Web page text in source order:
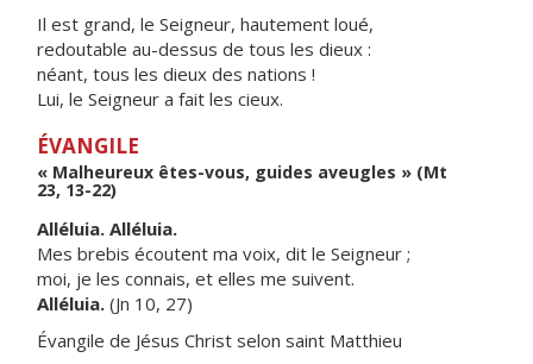
Il est grand, le Seigneur, hautement loué,
redoutable au-dessus de tous les dieux :
néant, tous les dieux des nations !
Lui, le Seigneur a fait les cieux.
ÉVANGILE
« Malheureux êtes-vous, guides aveugles » (Mt
23, 13-22)
Alléluia. Alléluia.
Mes brebis écoutent ma voix, dit le Seigneur ;
moi, je les connais, et elles me suivent.
Alléluia. (Jn 10, 27)
Évangile de Jésus Christ selon saint Matthieu